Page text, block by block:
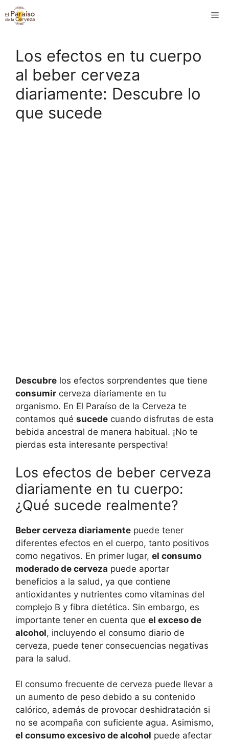
Saltar
al
Los efectos en tu cuerpo
al beber cerveza
diariamente: Descubre lo
que sucede
Descubre los efectos sorprendentes que tiene
consumir cerveza diariamente en tu
organismo. En El Paraíso de la Cerveza te
contamos qué sucede cuando disfrutas de esta
bebida ancestral de manera habitual. ¡No te
pierdas esta interesante perspectiva!
Los efectos de beber cerveza
diariamente en tu cuerpo:
¿Qué sucede realmente?
Beber cerveza diariamente puede tener
diferentes efectos en el cuerpo, tanto positivos
como negativos. En primer lugar, el consumo
moderado de cerveza puede aportar
beneficios a la salud, ya que contiene
antioxidantes y nutrientes como vitaminas del
complejo B y fibra dietética. Sin embargo, es
importante tener en cuenta que el exceso de
alcohol, incluyendo el consumo diario de
cerveza, puede tener consecuencias negativas
para la salud.
El consumo frecuente de cerveza puede llevar a
un aumento de peso debido a su contenido
calórico, además de provocar deshidratación si
no se acompaña con suficiente agua. Asimismo,
el consumo excesivo de alcohol puede afectar